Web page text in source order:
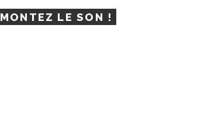
MONTEZ LE SON !